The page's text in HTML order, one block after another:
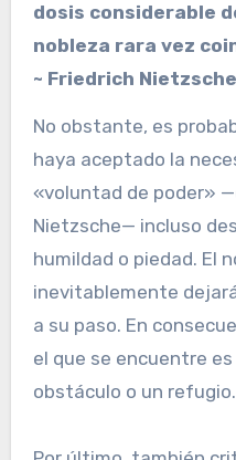
dosis considerable
nobleza rara vez
~ Friedrich Nietzsche
No obstante, es
haya aceptado la
«voluntad de poder»
Nietzsche— incluso
humildad o piedad. El
inevitablemente
a su paso. En
el que se encuentre
obstáculo o un refugio.